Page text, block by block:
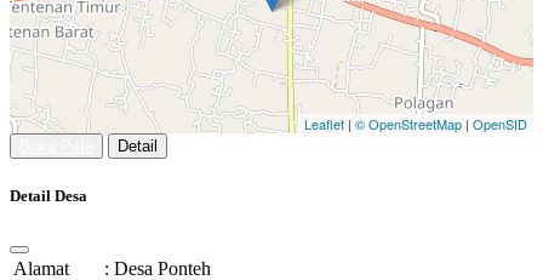
Leaflet | © OpenStreetMap | OpenSID
Detail
Detail Desa
Alamat : Desa Ponteh